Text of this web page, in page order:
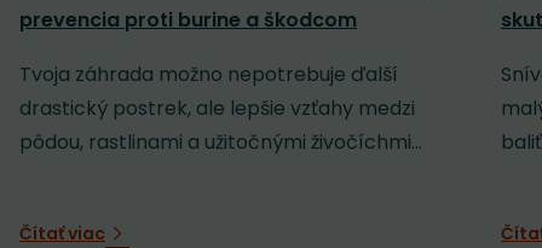
prevencia proti burine a škodcom
Tvoja záhrada možno nepotrebuje ďalší
drastický postrek, ale lepšie vzťahy medzi
pôdou, rastlinami a užitočnými živočíchmi...
Čítať viac